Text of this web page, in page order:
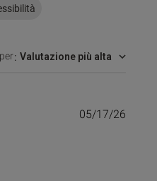
: Valutazione più alta
05/17/26